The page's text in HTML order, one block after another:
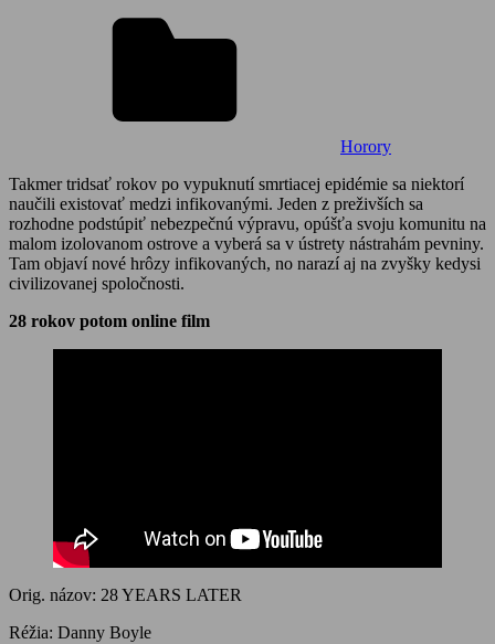
Horory
Takmer tridsať rokov po vypuknutí smrtiacej epidémie sa niektorí
naučili existovať medzi infikovanými. Jeden z preživších sa
rozhodne podstúpiť nebezpečnú výpravu, opúšťa svoju komunitu na
malom izolovanom ostrove a vyberá sa v ústrety nástrahám pevniny.
Tam objaví nové hrôzy infikovaných, no narazí aj na zvyšky kedysi
civilizovanej spoločnosti.
28 rokov potom online film
Orig. názov: 28 YEARS LATER
Réžia: Danny Boyle